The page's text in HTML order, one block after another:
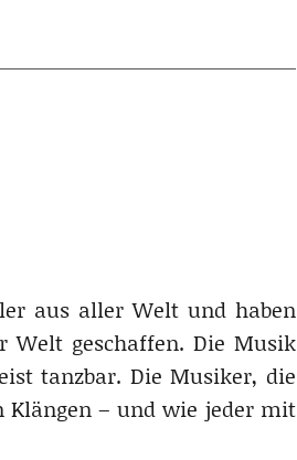
aus aller Welt und haben
Welt geschaffen. Die Musik
tanzbar. Die Musiker, die
Klängen – und wie jeder mit